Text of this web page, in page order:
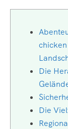
Die
Die